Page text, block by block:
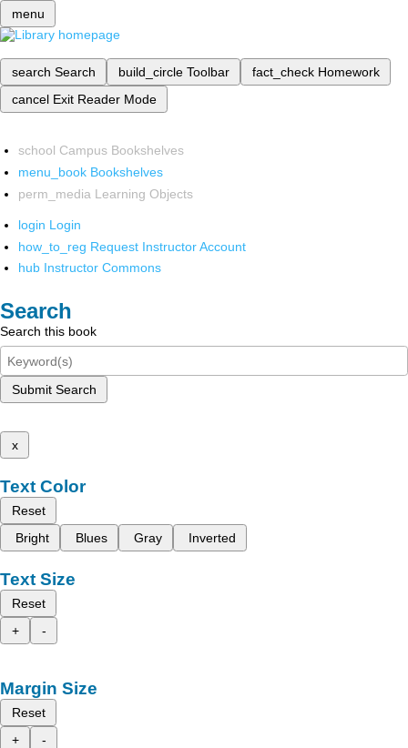
menu
search Search build_circle Toolbar fact_check Homework
cancel Exit Reader Mode
school Campus Bookshelves
menu_book Bookshelves
perm_media Learning Objects
login Login
how_to_reg Request Instructor Account
hub Instructor Commons
Search
Search this book
Submit Search
x
Text Color
Reset
Bright
Blues Gray Inverted
Text Size
Reset
+
-
Margin Size
Reset
+
-